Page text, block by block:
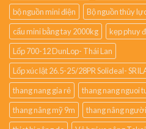
bộ nguồn mini điện
Bộ nguồn thủy
cẩu mini bằng tay 2000kg
kẹp phuy
Lốp 700-12 DunLop- Thái Lan
Lốp xúc lật 26.5-25/28PR Solideal-
thang nang gia rẻ
thang nang nguoi
thang nâng mỹ 9m
thang nâng